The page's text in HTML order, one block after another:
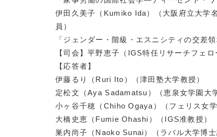
伊田久美子（Kumiko Ida）（大阪府立大学
員）
「ジェンダー・階級・エスニシティの交差
【司会】平野恵子（IGS特任リサーチフェロ
【応答者】
伊藤るり（Ruri Ito）（津田塾大学教授）
定松文（Aya Sadamatsu）（恵泉女学園大
小ヶ谷千穂（Chiho Ogaya）（フェリス女学
大橋史恵（Fumie Ohashi）（IGS准教授）
巣内尚子（Naoko Sunai）（ラバル大学博士